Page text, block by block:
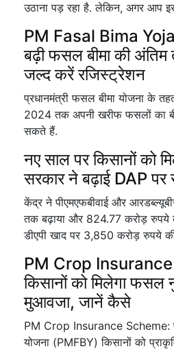
उठाना पड़ रहा है. लेकिन, अगर आप
PM Fasal Bima
बढ़ी फसल बीमा की अंतिम
जल्द करें रजिस्ट्रेशन
प्रधानमंत्री फसल बीमा योजना के
2024 तक अपनी खरीफ फसलों का
सकते हैं.
नए साल पर किसानों को
सरकार ने बढ़ाई DAP पर
केंद्र ने पीएमएफबीवाई और
तक बढ़ाया और 824.77 करोड़ रुपये
डीएपी खाद पर 3,850 करोड़ रुपये
PM Crop
किसानों को मिलेगा फसल
मुआवजा, जानें कैसे
PM Crop Insurance Scheme:
योजना (PMFBY) किसानों को